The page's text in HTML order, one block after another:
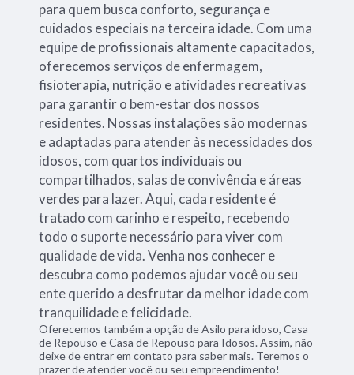
para quem busca conforto, segurança e
cuidados especiais na terceira idade. Com uma
equipe de profissionais altamente capacitados,
oferecemos serviços de enfermagem,
fisioterapia, nutrição e atividades recreativas
para garantir o bem-estar dos nossos
residentes. Nossas instalações são modernas
e adaptadas para atender às necessidades dos
idosos, com quartos individuais ou
compartilhados, salas de convivência e áreas
verdes para lazer. Aqui, cada residente é
tratado com carinho e respeito, recebendo
todo o suporte necessário para viver com
qualidade de vida. Venha nos conhecer e
descubra como podemos ajudar você ou seu
ente querido a desfrutar da melhor idade com
tranquilidade e felicidade.
Oferecemos também a opção de Asilo para idoso, Casa
de Repouso e Casa de Repouso para Idosos. Assim, não
deixe de entrar em contato para saber mais. Teremos o
prazer de atender você ou seu empreendimento!